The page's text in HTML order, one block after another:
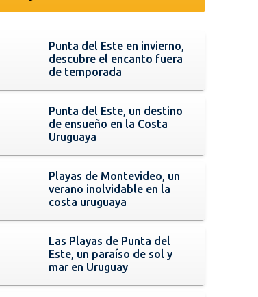
Punta del Este en invierno,
descubre el encanto fuera
de temporada
Punta del Este, un destino
de ensueño en la Costa
Uruguaya
Playas de Montevideo, un
verano inolvidable en la
costa uruguaya
Las Playas de Punta del
Este, un paraíso de sol y
mar en Uruguay